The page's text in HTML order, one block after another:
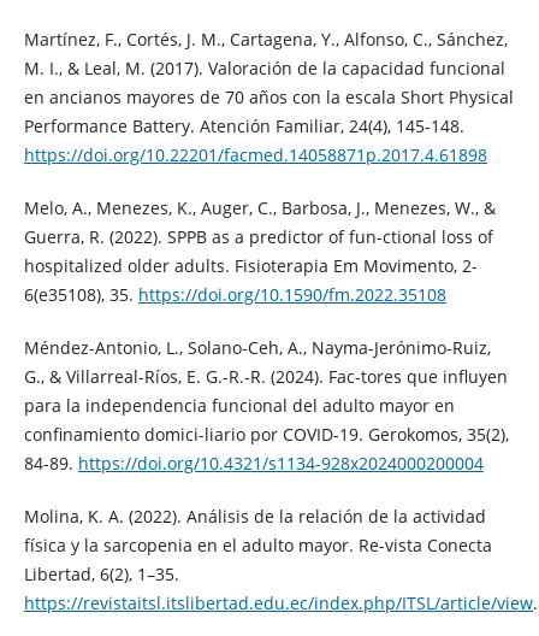
Martínez, F., Cortés, J. M., Cartagena, Y., Alfonso, C., Sánchez,
M. I., & Leal, M. (2017). Valoración de la capacidad funcional
en ancianos mayores de 70 años con la escala Short Physical
Performance Battery. Atención Familiar, 24(4), 145-148.
https://doi.org/10.22201/facmed.14058871p.2017.4.61898
Melo, A., Menezes, K., Auger, C., Barbosa, J., Menezes, W., &
Guerra, R. (2022). SPPB as a predictor of fun-ctional loss of
hospitalized older adults. Fisioterapia Em Movimento, 2-
6(e35108), 35. https://doi.org/10.1590/fm.2022.35108
Méndez-Antonio, L., Solano-Ceh, A., Nayma-Jerónimo-Ruiz,
G., & Villarreal-Ríos, E. G.-R.-R. (2024). Fac-tores que influyen
para la independencia funcional del adulto mayor en
confinamiento domici-liario por COVID-19. Gerokomos, 35(2),
84-89. https://doi.org/10.4321/s1134-928x2024000200004
Molina, K. A. (2022). Análisis de la relación de la actividad
física y la sarcopenia en el adulto mayor. Re-vista Conecta
Libertad, 6(2), 1–35.
https://revistaitsl.itslibertad.edu.ec/index.php/ITSL/article/view.